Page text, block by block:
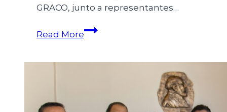
GRACO, junto a representantes…
Read More